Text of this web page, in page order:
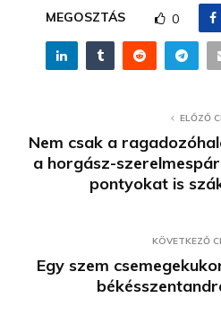
MEGOSZTÁS 0
ELŐZŐ
Nem csak a
a horgász-
pontyokat is
KÖVETKEZŐ
Egy szem